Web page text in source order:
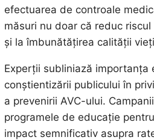
efectuarea de controale
măsuri nu doar că reduc
și la îmbunătățirea calității
Experții subliniază importanța
conștientizării publicului în
a prevenirii AVC-ului.
programele de educație
impact semnificativ asupra